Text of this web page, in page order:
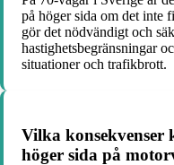
på höger sida om det inte
gör det nödvändigt och
hastighetsbegränsningar
situationer och trafikbrott.
Vilka konsekvenser
höger sida på